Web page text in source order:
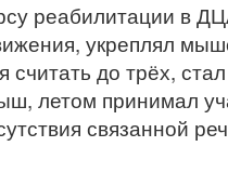
реабилитации в
укреплял
считать до трёх,
летом принимал
связанной